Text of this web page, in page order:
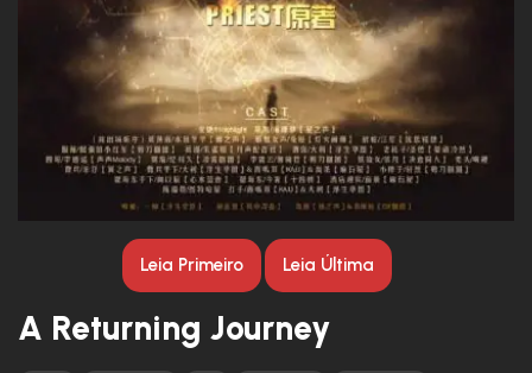
Leia Primeiro Leia Última
A Returning Journey